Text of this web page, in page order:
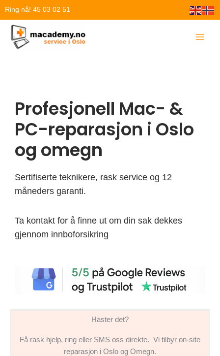
Hopp
innholdet
Ring nå! 45 03 02 51
Profesjonell Mac- &
PC-reparasjon i Oslo
og omegn
Sertifiserte teknikere, rask service og 12
måneders garanti.
Ta kontakt for å finne ut om din sak dekkes
gjennom innboforsikring
Haster det?
Få rask hjelp, ring eller SMS oss direkte. Vi tilbyr on-site
reparasjon i Oslo og Omegn.